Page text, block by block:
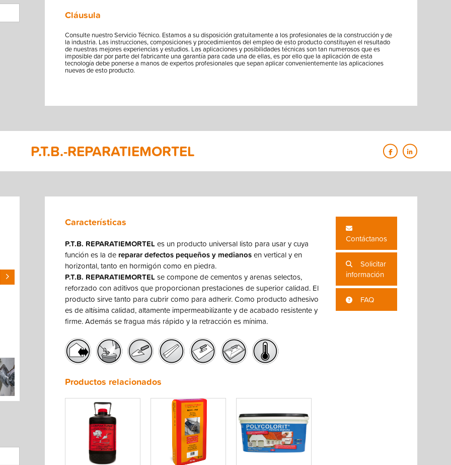
Cláusula
Consulte nuestro Servicio Técnico. Estamos a su disposición gratuitamente a los profesionales de la construcción y de
la industria. Las instrucciones, composiciones y procedimientos del empleo de esto producto constituyen el resultado
de nuestras mejores experiencias y estudios. Las aplicaciones y posibilidades técnicas son tan numerosos que es
imposible dar por parte del fabricante una garantía para cada una de ellas, es por ello que la aplicación de esta
tecnología debe ponerse a manos de expertos profesionales que sepan aplicar convenientemente las aplicaciones
nuevas de esto producto.
P.T.B.-REPARATIEMORTEL
Características
P.T.B. REPARATIEMORTELes un producto universal listo para usar y cuya
función es la de reparar defectos pequeños y medianosen vertical y en
horizontal, tanto en hormigón como en piedra.
P.T.B. REPARATIEMORTELse compone de cementos y arenas selectos,
reforzado con aditivos que proporcionan prestaciones de superior calidad. El
producto sirve tanto para cubrir como para adherir. Como producto adhesivo
es de altísima calidad, altamente impermeabilizante y de acabado resistente y
firme. Además se fragua más rápido y la retracción es mínima.
Contáctanos
Solicitar
información
FAQ
Productos relacionados